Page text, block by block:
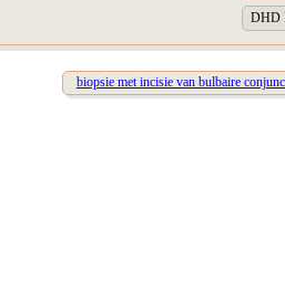
DHD
biopsie met incisie van bulbaire